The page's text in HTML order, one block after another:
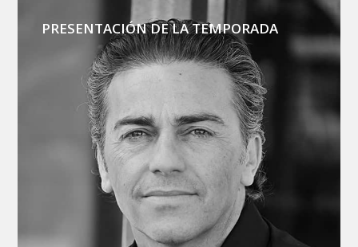
PRESENTACIÓN DE LA TEMPORADA